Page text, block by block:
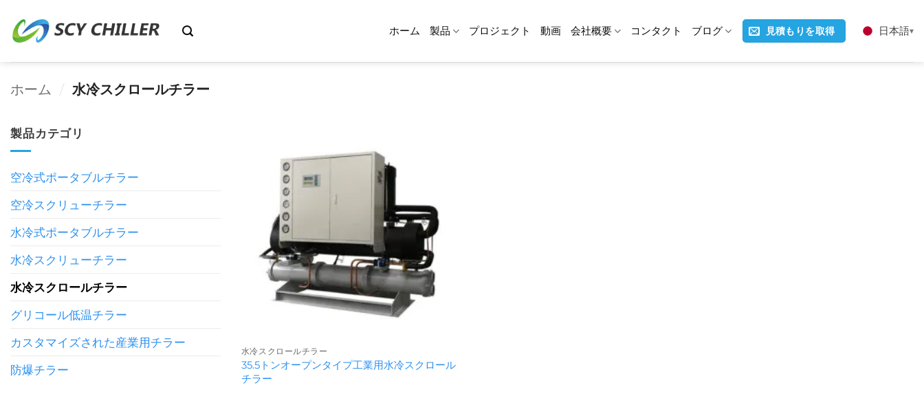
ン
キ
ホーム 製品 プロジェクト 動画 会社概要 コンタクト ブログ 見積もりを取得 日本語
ホーム / 水冷スクロールチラー
製品カテゴリ
空冷式ポータブルチラー
空冷スクリューチラー
水冷式ポータブルチラー
水冷スクリューチラー
水冷スクロールチラー
グリコール低温チラー
カスタマイズされた産業用チラー
防爆チラー
水冷スクロールチラー
35.5トンオープンタイプ工業用水冷スクロール
チラー